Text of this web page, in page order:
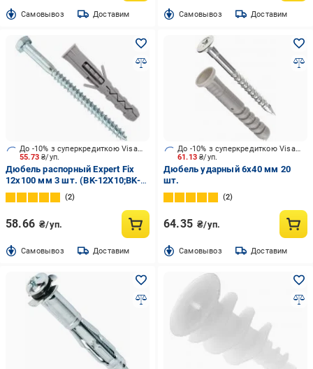
Cамовывоз Доставим Cамовывоз Доставим
55.73₴/уп.
До -10% з суперкредиткою Visa Вигода
Дюбель распорный Expert Fix
12x100 мм 3 шт. (BK-12X10;BK-
12X100be)
2
58.66 ₴/уп.
Cамовывоз Доставим
61.13₴/уп.
До -10% з суперкредиткою Visa Вигода
Дюбель ударный 6x40 мм 20
шт.
2
64.35 ₴/уп.
Cамовывоз Доставим